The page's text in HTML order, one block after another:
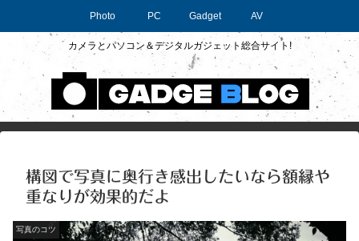
カメラとパソコン＆デジタルガジェット総合サイト!
Photo PC Gadget AV
構図で写真に奥行き感出したいなら額縁や
重なりが効果的だよ
写真のコツ